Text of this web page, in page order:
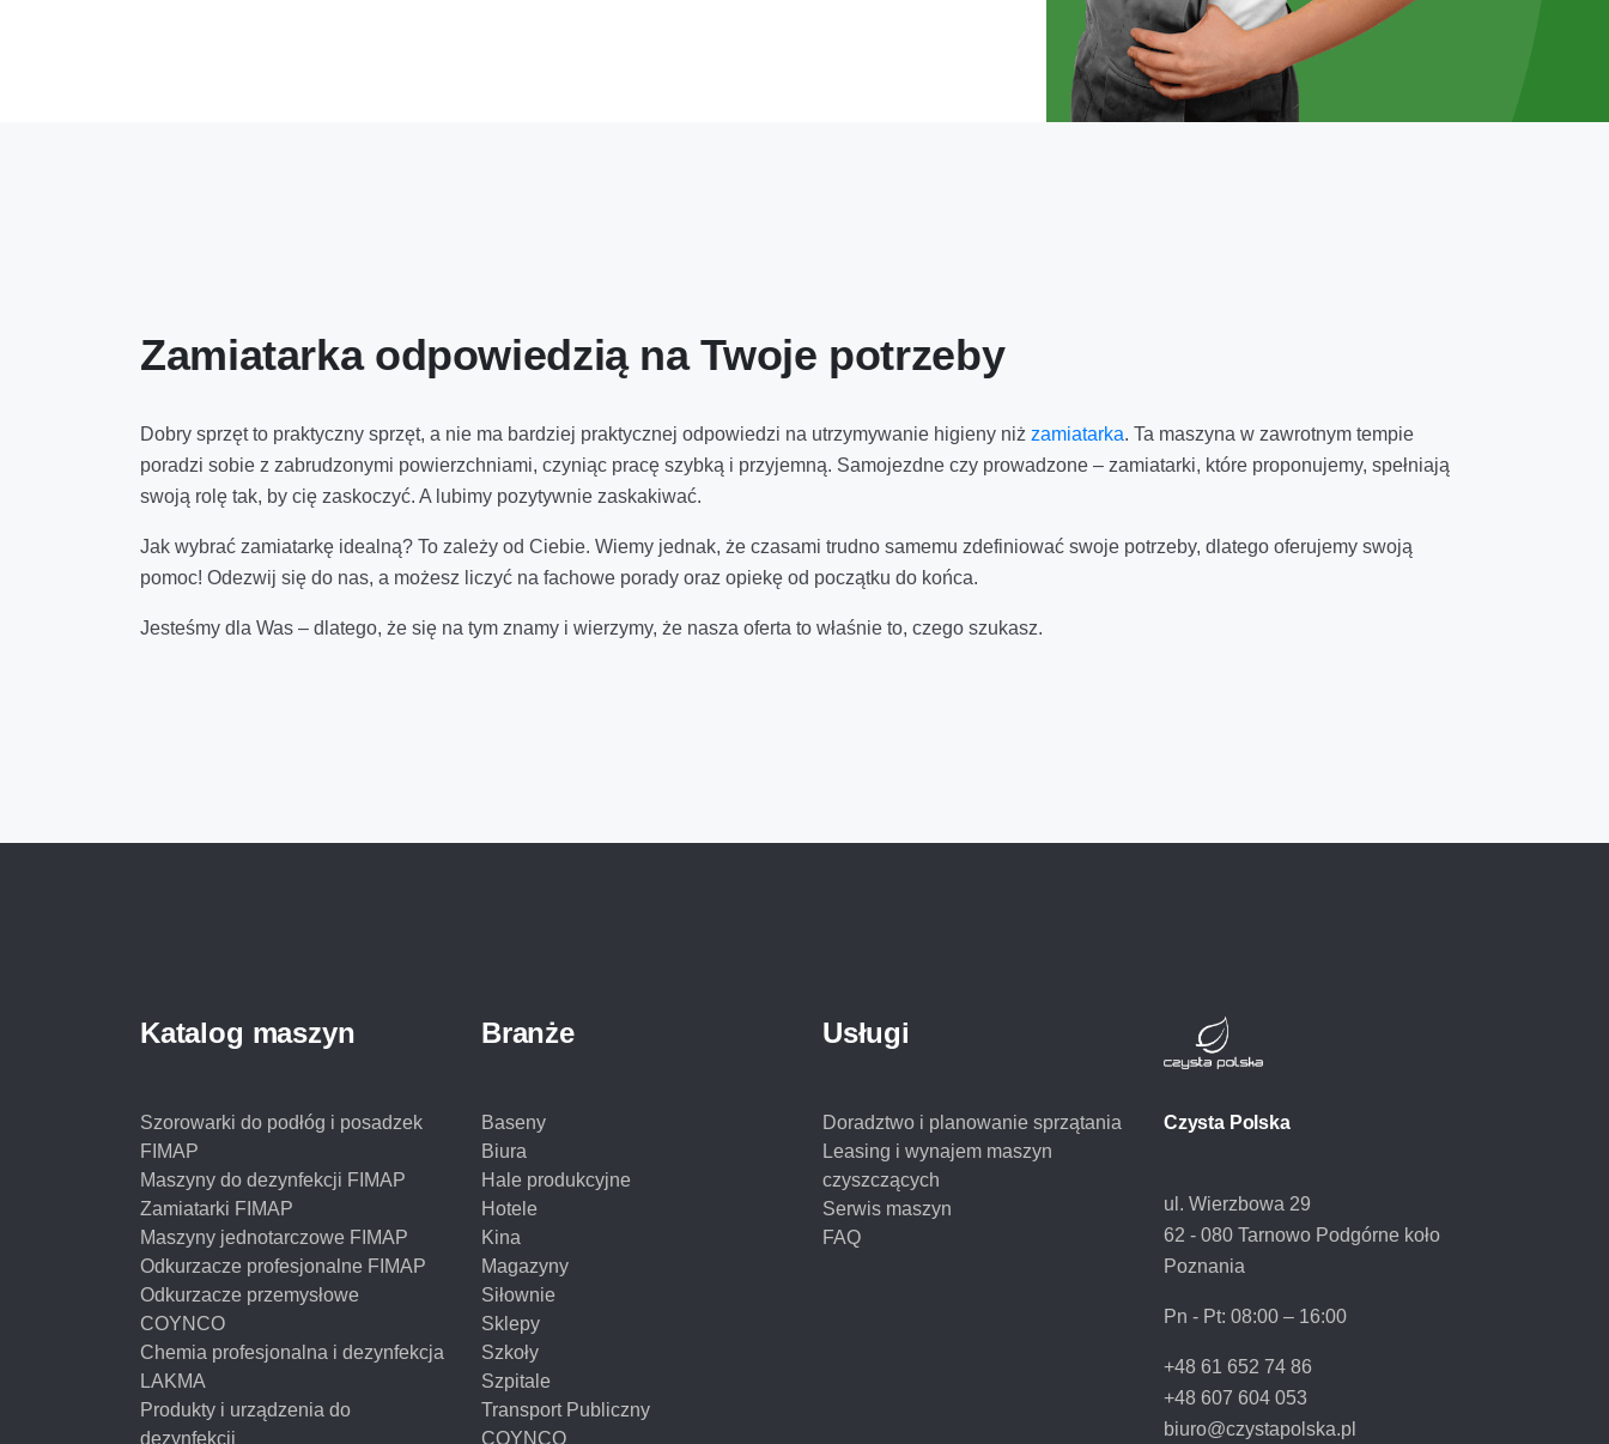
Zamiatarka odpowiedzią na Twoje potrzeby
Dobry sprzęt to praktyczny sprzęt, a nie ma bardziej praktycznej odpowiedzi na utrzymywanie higieny niż zamiatarka. Ta maszyna w zawrotnym tempie
poradzi sobie z zabrudzonymi powierzchniami, czyniąc pracę szybką i przyjemną. Samojezdne czy prowadzone – zamiatarki, które proponujemy, spełniają
swoją rolę tak, by cię zaskoczyć. A lubimy pozytywnie zaskakiwać.
Jak wybrać zamiatarkę idealną? To zależy od Ciebie. Wiemy jednak, że czasami trudno samemu zdefiniować swoje potrzeby, dlatego oferujemy swoją
pomoc! Odezwij się do nas, a możesz liczyć na fachowe porady oraz opiekę od początku do końca.
Jesteśmy dla Was – dlatego, że się na tym znamy i wierzymy, że nasza oferta to właśnie to, czego szukasz.
Katalog maszyn
Szorowarki do podłóg i posadzek
FIMAP
Maszyny do dezynfekcji FIMAP
Zamiatarki FIMAP
Maszyny jednotarczowe FIMAP
Odkurzacze profesjonalne FIMAP
Odkurzacze przemysłowe
COYNCO
Chemia profesjonalna i dezynfekcja
LAKMA
Produkty i urządzenia do
dezynfekcji
Branże
Baseny
Biura
Hale produkcyjne
Hotele
Kina
Magazyny
Siłownie
Sklepy
Szkoły
Szpitale
Transport Publiczny
COYNCO
Usługi
Doradztwo i planowanie sprzątania
Leasing i wynajem maszyn
czyszczących
Serwis maszyn
FAQ
Czysta Polska
ul. Wierzbowa 29
62 - 080 Tarnowo Podgórne koło
Poznania
Pn - Pt: 08:00 – 16:00
+48 61 652 74 86
+48 607 604 053
biuro@czystapolska.pl